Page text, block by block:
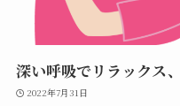
深い呼吸でリラックス
2022年7月31日